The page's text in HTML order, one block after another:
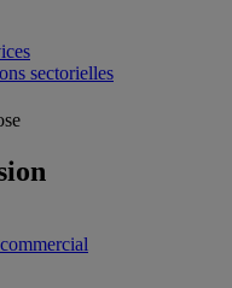
sectorielles